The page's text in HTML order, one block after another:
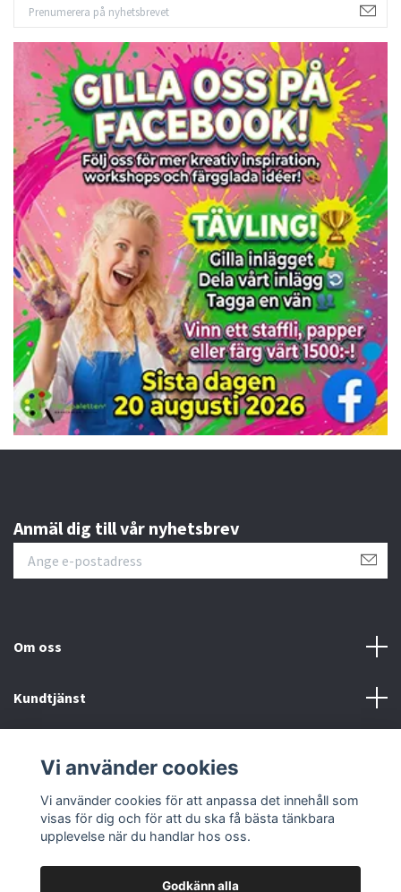
Anmäl dig till vår nyhetsbrev
Om oss
Kundtjänst
Sociala medier
Vi använder cookies
Vi använder cookies för att anpassa det innehåll som
visas för dig och för att du ska få bästa tänkbara
upplevelse när du handlar hos oss.
Godkänn alla